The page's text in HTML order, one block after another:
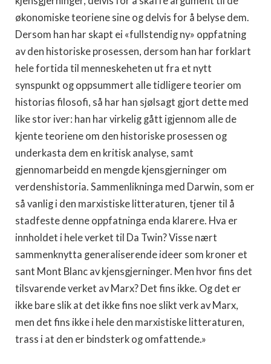
økonomiske teoriene sine og delvis for å belyse dem.
Dersom han har skapt ei «fullstendig ny» oppfatning
av den historiske prosessen, dersom han har forklart
hele fortida til menneskeheten ut fra et nytt
synspunkt og oppsummert alle tidligere teorier om
historias filosofi, så har han sjølsagt gjort dette med
like stor iver: han har virkelig gått igjennom alle de
kjente teoriene om den historiske prosessen og
underkasta dem en kritisk analyse, samt
gjennomarbeidd en mengde kjensgjerninger om
verdenshistoria. Sammenlikninga med Darwin, som er
så vanlig i den marxistiske litteraturen, tjener til å
stadfeste denne oppfatninga enda klarere. Hva er
innholdet i hele verket til Da Twin? Visse nært
sammenknytta generaliserende ideer som kroner et
sant Mont Blanc av kjensgjerninger. Men hvor fins det
tilsvarende verket av Marx? Det fins ikke. Og det er
ikke bare slik at det ikke fins noe slikt verk av Marx,
men det fins ikke i hele den marxistiske litteraturen,
trass i at den er bindsterk og omfattende.»